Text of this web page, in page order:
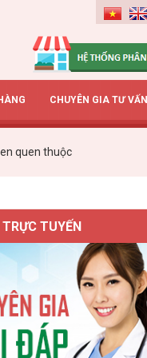
CHUYÊN GIA TƯ VẤN
quen thuộc
TRỰC TUYẾN